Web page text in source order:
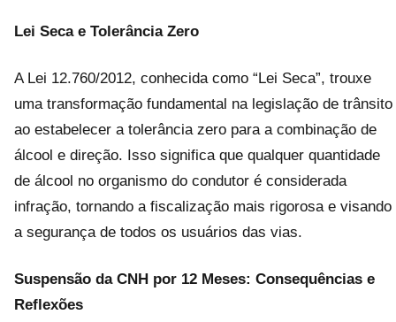
Lei Seca e Tolerância Zero
A Lei 12.760/2012, conhecida como “Lei Seca”, trouxe
uma transformação fundamental na legislação de trânsito
ao estabelecer a tolerância zero para a combinação de
álcool e direção. Isso significa que qualquer quantidade
de álcool no organismo do condutor é considerada
infração, tornando a fiscalização mais rigorosa e visando
a segurança de todos os usuários das vias.
Suspensão da CNH por 12 Meses: Consequências e
Reflexões